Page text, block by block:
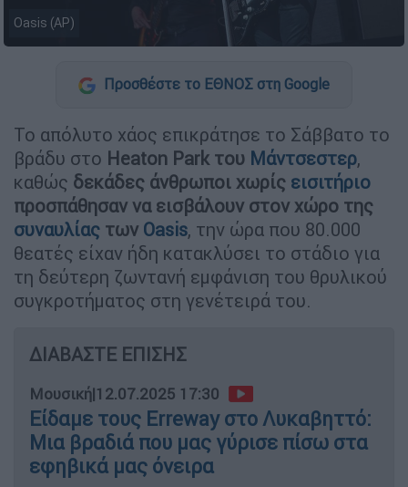
Oasis (AP)
Προσθέστε το ΕΘΝΟΣ στη Google
Το απόλυτο χάος επικράτησε το Σάββατο το
βράδυ στο Heaton Park του Μάντσεστερ,
καθώς δεκάδες άνθρωποι χωρίς εισιτήριο
προσπάθησαν να εισβάλουν στον χώρο της
συναυλίας των Oasis, την ώρα που 80.000
θεατές είχαν ήδη κατακλύσει το στάδιο για
τη δεύτερη ζωντανή εμφάνιση του θρυλικού
συγκροτήματος στη γενέτειρά του.
ΔΙΑΒΑΣΤΕ ΕΠΙΣΗΣ
Μουσική|12.07.2025 17:30
Είδαμε τους Erreway στο Λυκαβηττό:
Μια βραδιά που μας γύρισε πίσω στα
εφηβικά μας όνειρα